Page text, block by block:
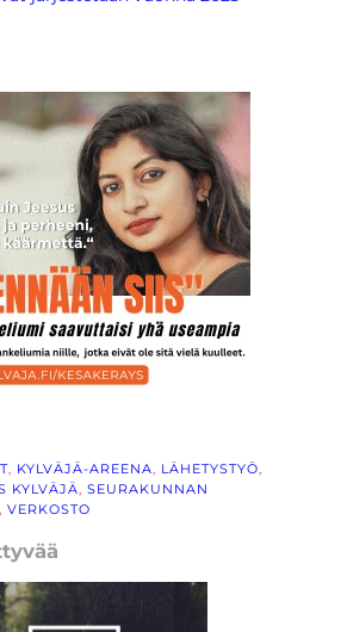
, KYLVÄJÄ-AREENA, LÄHETYSTYÖ
KYLVÄJÄ, SEURAKUNNAN
, VERKOSTO